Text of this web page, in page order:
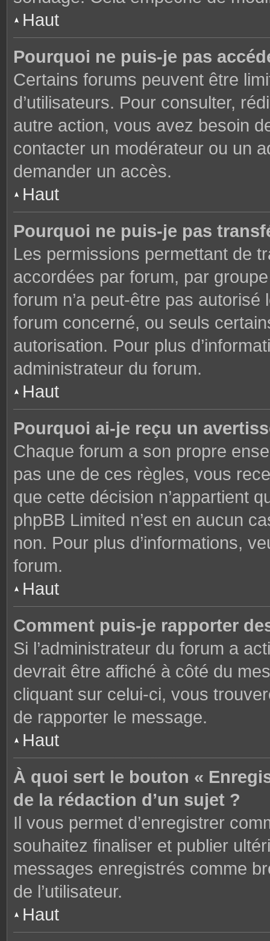
Haut
Pourquoi ne puis-je pas
Certains forums peuvent être
d’utilisateurs. Pour consulter,
autre action, vous avez besoin
contacter un modérateur ou un
demander un accès.
Haut
Pourquoi ne puis-je pas
Les permissions permettant de
accordées par forum, par
forum n’a peut-être pas
forum concerné, ou seuls
autorisation. Pour plus
administrateur du forum.
Haut
Pourquoi ai-je reçu un
Chaque forum a son propre
pas une de ces règles, vous
que cette décision n’appartient
phpBB Limited n’est en aucun
non. Pour plus d’informations,
forum.
Haut
Comment puis-je rapporter
Si l’administrateur du forum a
devrait être affiché à côté du
cliquant sur celui-ci, vous
de rapporter le message.
Haut
À quoi sert le bouton «
de la rédaction d’un sujet ?
Il vous permet d’enregistrer
souhaitez finaliser et publier
messages enregistrés comme
de l’utilisateur.
Haut